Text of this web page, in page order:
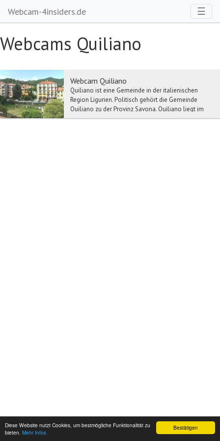
Bestätigen
Diese Website nutzt Cookies, um bestmögliche Funktionalität zu
bieten. Mehr Infos
Webcam-4insiders.de ☰
Webcams Quiliano
Webcam Quiliano
Quiliano ist eine Gemeinde in der italienischen
Region Ligurien. Politisch gehört die Gemeinde
Quiliano zu der Provinz Savona. Quiliano liegt im
Hi...